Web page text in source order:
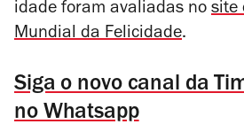
idade foram avaliadas no site
Mundial da Felicidade.
Siga o novo canal da
no Whatsapp